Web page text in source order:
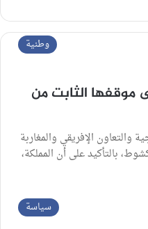
وطنية
موقفها الثابت من
والتعاون الإفريقي والمغاربة
بالتأكيد على أن المملكة،
سياسة